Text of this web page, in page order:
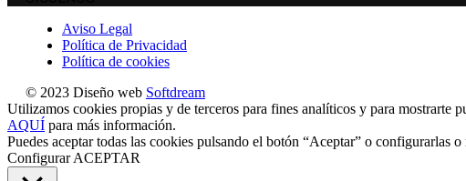
Aviso Legal
Política de Privacidad
Política de cookies
© 2023 Diseño web Softdream
Utilizamos cookies propias y de terceros para fines analíticos y para mostrarte
AQUÍ para más información.
Puedes aceptar todas las cookies pulsando el botón “Aceptar” o configurarlas
Configurar ACEPTAR